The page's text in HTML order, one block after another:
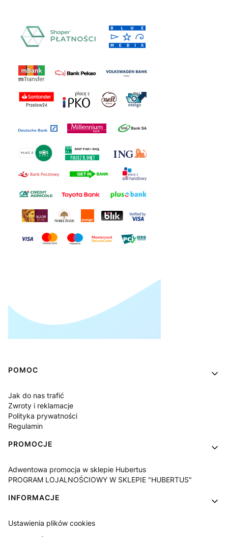
Linki w stopce
POMOC
Jak do nas trafić
Zwroty i reklamacje
Polityka prywatności
Regulamin
PROMOCJE
Adwentowa promocja w sklepie Hubertus
PROGRAM LOJALNOŚCIOWY W SKLEPIE "HUBERTUS"
INFORMACJE
Ustawienia plików cookies